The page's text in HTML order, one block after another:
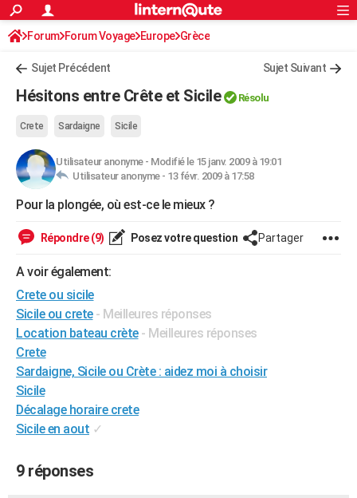
ACTUALITÉS
Politique
Société
Faits Divers
Education
Monde
Villes
+
AUTO
Essais
Réserver un essai
Citadines
Berlines
SUV
Forum auto
+HIGH-TECH
Mobiles
Meilleur smartphone
Internet
Ordinateurs
Jeux vidéo
Guide high-tech
+BRICOLAGE
Forum
Aménagement intérieur
Extérieur
Cuisine
Salle de bains
Jardinage
Rangement
WEEK-END
Guides de France
Escapades
Patrimoine
Expositions
Musées
Week-end nature
+LIFESTYLE
Art de vivre
Bien-être
Loisirs
ModeModes de vie
SANTE
Alimentation
Guide de la santé
Maladies
Médicaments
Sommeil
VOYAGE
Destinations
City break
Voyage nature
Voyage de noces
Forum
Climat
+PHOTO
GUIDES D'ACHAT
CARTE DE VOEUX
S'inscrire
Connexion
Forum Forum Voyage Europe Grèce
Sujet Précédent Sujet Suivant
Hésitons entre Crête et Sicile Résolu
Crete Sardaigne Sicile
Utilisateur anonyme- Modifié le 15 janv. 2009 à 19:01
Utilisateur anonyme - 13 févr. 2009 à 17:58
Pour la plongée, où est-ce le mieux ?
Répondre (9) Posez votre question Partager
A voir également:
Crete ou sicile
Sicile ou crete - Meilleures réponses
Location bateau crète - Meilleures réponses
Crete
Sardaigne, Sicile ou Crète : aidez moi à choisir
Sicile
Décalage horaire crete
Sicile en aout ✓
9 réponses